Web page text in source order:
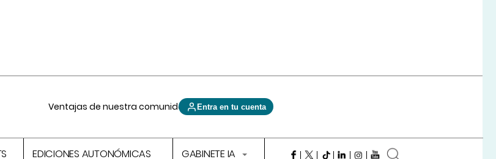
Ventajas de nuestra comunidad Entra en tu cuenta
EDICIONES AUTONÓMICAS GABINETE IA